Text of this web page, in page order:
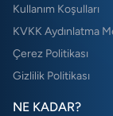
Kullanım Koşulları
KVKK Aydınlatma
Çerez Politikası
Gizlilik Politikası
NE KADAR?